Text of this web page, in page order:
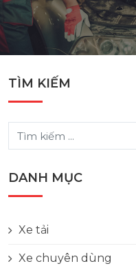
TÌM KIẾM
DANH MỤC
Xe tải
Xe chuyên dùng